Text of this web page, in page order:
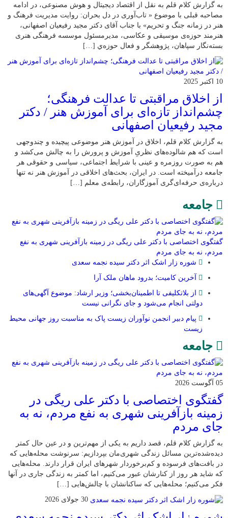
به گزارش کلام قلم به نقل از اقتصاد دیجیتال و هوش مصنوعی، در ادامه
مصاحبه قبلی با موضوع « تاب‌آوری در دل بحران: روایت مدیریت فرهنگ و
هنر در زمانه جنگ و تحریم» با جناب آقای دکتر مجید رفیعیان اصفهانی،
هنرمند حوزه‌ی موسیقی و عکاسی، مدیرمسئول موسسه فرهنگی هنری
بسته‌نگار سپاهان، پژوهشگر و فعال حوزه‌ي‌ […]
10 اکتبر 2025
از اخلاق مراقبتی تا عدالت فرهنگی؛
چشم‌انداز تازه‌ای برای آموزش هنر / دکتر
مجید رفیعیان اصفهانی
به گزارش کلام قلم، اخلاق در آموزش هنر موضوعی پیچیده و چندوجهی
است که هم شالوده‌های نظریِ آموزش و پرورش را به چالش می‌کشد و
هم به صورت روزمره و عینی با شرایط اجتماعی، سیاسی و حقوقی هر
جامعه درآمیخته است‌. در ایران، بحث‌های اخلاقی در آموزش هنر نه تنها
درباره‌ی حرفه‌ای‌گری آموزگاران، رابطه‌ی معلم […]
جامعه
گفتگوی اختصاصی با دکتر علی ریگی در زمینه بازآفرینی شهری به نفع
مردم، نه به جای مردم
شوره زار اشک اثر دکتر سیده نجمه سعدی
​آخرین کامیت؛ بدرود ماهان ملک آرا
از بلاتکلیفی تا اطمینان‌بخشی؛ وزیر ارشاد: موضوع آگهی‌های
دولتی انجام می‌شود و جای نگرانی نیست
پیام دبیر انجمن نوآوران زیست پاک به مناسبت روز جهانی محیط
زیست
جامعه
05 آگوست 2026
گفتگوی اختصاصی با دکتر علی ریگی در
زمینه بازآفرینی شهری به نفع مردم، نه به
جای مردم
به گزارش کلام قلم، قصد داریم به یکی از مهم‌ترین و در عین حال کمتر
دیده‌شده‌ترین مسائل زندگی شهری‌مان بپردازیم: سرنوشت محله‌هایی که
در بافت‌های فرسوده و کم‌برخوردار شهرهای ایران قرار دارند. محله‌هایی
که شاید هر روز از کنارشان عبور می‌کنیم، اما کمتر به زندگی جاری در آنها
فکر می‌کنیم؛ محله‌هایی که ساکنانشان با چالش‌هایی […]
30 جولای 2026